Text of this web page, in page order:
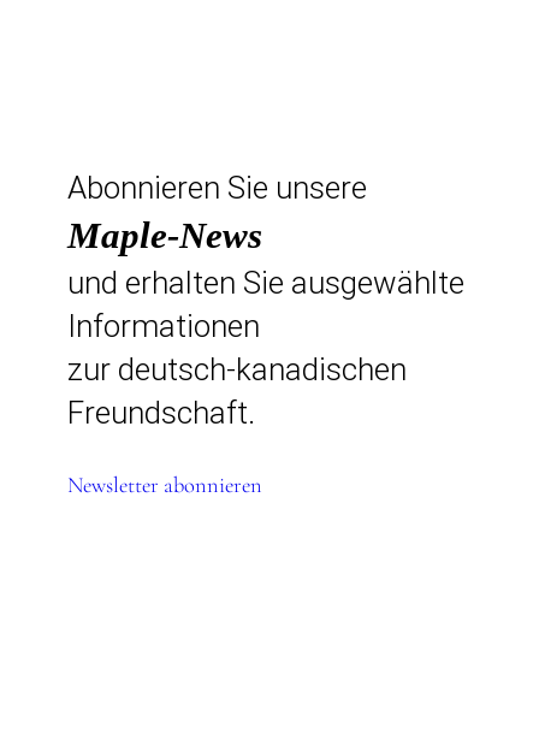
Abonnieren Sie unsere
Maple-News
und erhalten Sie ausgewählte
Informationen
zur deutsch-kanadischen
Freundschaft.
Newsletter abonnieren